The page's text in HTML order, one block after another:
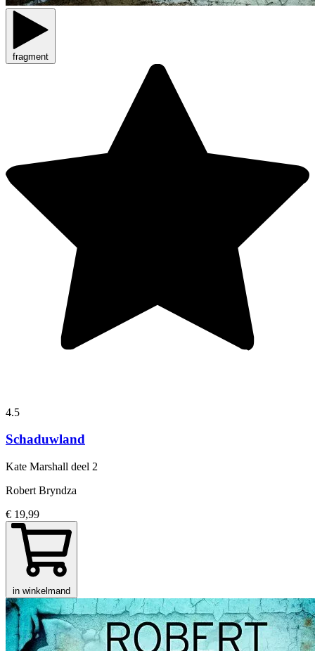
fragment
4.5
Schaduwland
Kate Marshall deel 2
Robert Bryndza
€ 19,99
in winkelmand